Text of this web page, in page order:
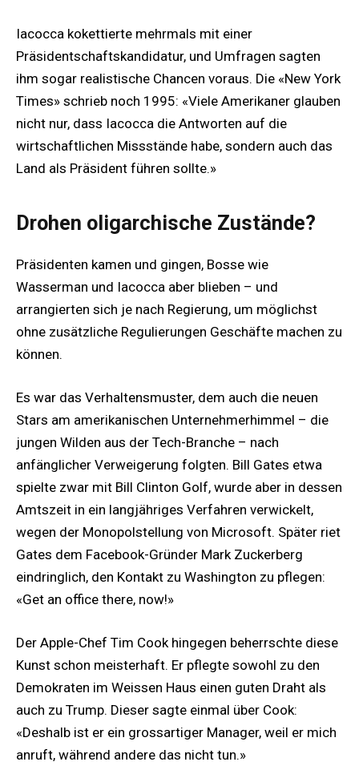
Iacocca kokettierte mehrmals mit einer
Präsidentschaftskandidatur, und Umfragen sagten
ihm sogar realistische Chancen voraus. Die «New York
Times» schrieb noch 1995: «Viele Amerikaner glauben
nicht nur, dass Iacocca die Antworten auf die
wirtschaftlichen Missstände habe, sondern auch das
Land als Präsident führen sollte.»
Drohen oligarchische Zustände?
Präsidenten kamen und gingen, Bosse wie
Wasserman und Iacocca aber blieben – und
arrangierten sich je nach Regierung, um möglichst
ohne zusätzliche Regulierungen Geschäfte machen zu
können.
Es war das Verhaltensmuster, dem auch die neuen
Stars am amerikanischen Unternehmerhimmel – die
jungen Wilden aus der Tech-Branche – nach
anfänglicher Verweigerung folgten. Bill Gates etwa
spielte zwar mit Bill Clinton Golf, wurde aber in dessen
Amtszeit in ein langjähriges Verfahren verwickelt,
wegen der Monopolstellung von Microsoft. Später riet
Gates dem Facebook-Gründer Mark Zuckerberg
eindringlich, den Kontakt zu Washington zu pflegen:
«Get an office there, now!»
Der Apple-Chef Tim Cook hingegen beherrschte diese
Kunst schon meisterhaft. Er pflegte sowohl zu den
Demokraten im Weissen Haus einen guten Draht als
auch zu Trump. Dieser sagte einmal über Cook:
«Deshalb ist er ein grossartiger Manager, weil er mich
anruft, während andere das nicht tun.»